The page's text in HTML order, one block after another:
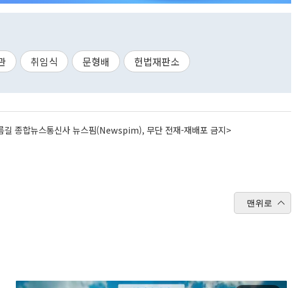
취임식 문형배 헌법재판소
길 종합뉴스통신사 뉴스핌(Newspim), 무단 전재-재배포 금지>
맨위로